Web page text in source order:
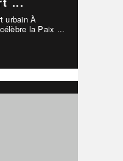
urbain À
la Paix ...